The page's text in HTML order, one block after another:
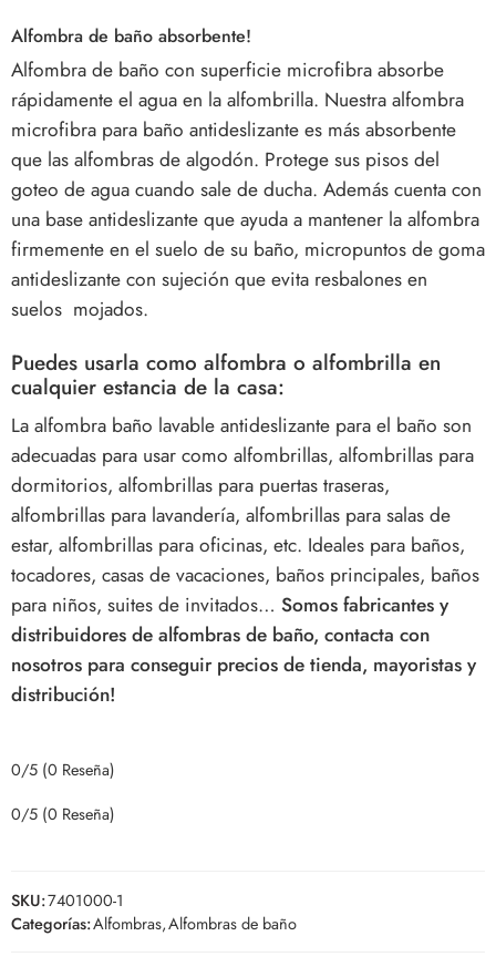
Alfombra de baño absorbente!
Alfombra de baño con superficie microfibra absorbe
rápidamente el agua en la alfombrilla. Nuestra alfombra
microfibra para baño antideslizante es más absorbente
que las alfombras de algodón. Protege sus pisos del
goteo de agua cuando sale de ducha. Además cuenta con
una base antideslizante que ayuda a mantener la alfombra
firmemente en el suelo de su baño, micropuntos de goma
antideslizante con sujeción que evita resbalones en
suelos mojados.
Puedes usarla como alfombra o alfombrilla en
cualquier estancia de la casa:
La alfombra baño lavable antideslizante para el baño son
adecuadas para usar como alfombrillas, alfombrillas para
dormitorios, alfombrillas para puertas traseras,
alfombrillas para lavandería, alfombrillas para salas de
estar, alfombrillas para oficinas, etc. Ideales para baños,
tocadores, casas de vacaciones, baños principales, baños
para niños, suites de invitados… Somos fabricantes y
distribuidores de alfombras de baño, contacta con
nosotros para conseguir precios de tienda, mayoristas y
distribución!
0/5 (0 Reseña)
0/5 (0 Reseña)
SKU:7401000-1
Categorías:Alfombras,Alfombras de baño